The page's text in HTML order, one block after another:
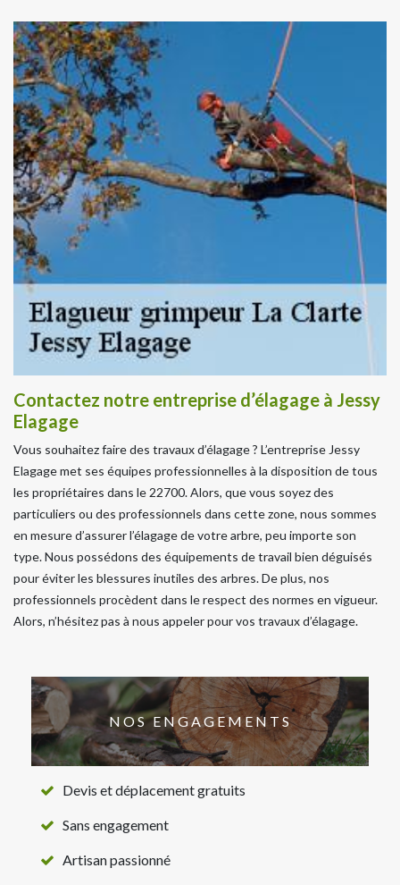
Contactez notre entreprise d’élagage à Jessy
Elagage
Vous souhaitez faire des travaux d’élagage ? L’entreprise Jessy
Elagage met ses équipes professionnelles à la disposition de tous
les propriétaires dans le 22700. Alors, que vous soyez des
particuliers ou des professionnels dans cette zone, nous sommes
en mesure d’assurer l’élagage de votre arbre, peu importe son
type. Nous possédons des équipements de travail bien déguisés
pour éviter les blessures inutiles des arbres. De plus, nos
professionnels procèdent dans le respect des normes en vigueur.
Alors, n’hésitez pas à nous appeler pour vos travaux d’élagage.
NOS ENGAGEMENTS
Devis et déplacement gratuits
Sans engagement
Artisan passionné